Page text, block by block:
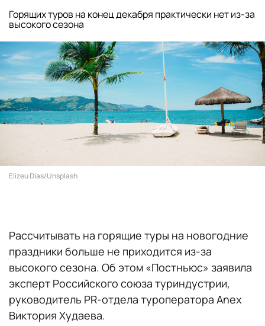
Горящих туров на конец декабря практически нет из-за
высокого сезона
Elizeu Dias/Unsplash
Рассчитывать на горящие туры на новогодние
праздники больше не приходится из-за
высокого сезона. Об этом «Постньюс» заявила
эксперт Российского союза туриндустрии,
руководитель PR-отдела туроператора Anex
Виктория Худаева.